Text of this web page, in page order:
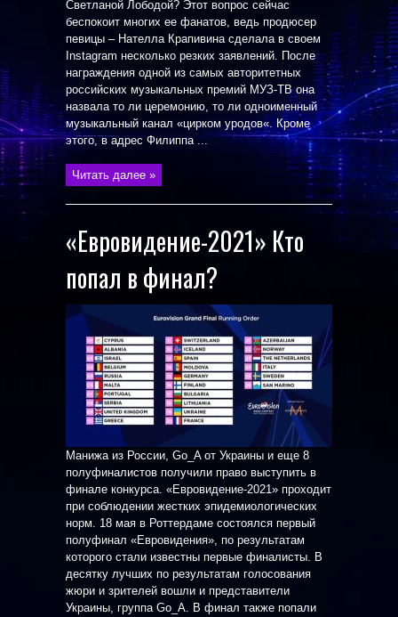
Светланой Лободой? Этот вопрос сейчас
беспокоит многих ее фанатов, ведь продюсер
певицы – Нателла Крапивина сделала в своем
Instagram несколько резких заявлений. После
награждения одной из самых авторитетных
российских музыкальных премий МУЗ-ТВ она
назвала то ли церемонию, то ли одноименный
музыкальный канал «цирком уродов«. Кроме
этого, в адрес Филиппа ...
Читать далее »
«Евровидение-2021» Кто
попал в финал?
Манижа из России, Go_A от Украины и еще 8
полуфиналистов получили право выступить в
финале конкурса. «Евровидение-2021» проходит
при соблюдении жестких эпидемиологических
норм. 18 мая в Роттердаме состоялся первый
полуфинал «Евровидения», по результатам
которого стали известны первые финалисты. В
десятку лучших по результатам голосования
жюри и зрителей вошли и представители
Украины, группа Go_A. В финал также попали